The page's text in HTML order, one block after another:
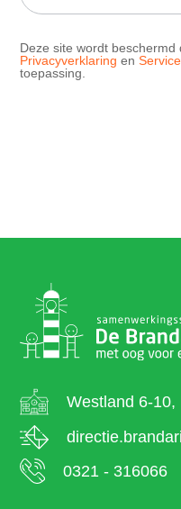
Deze site wordt beschermd
Privacyverklaring en
toepassing.
Westland 6-10,
0321 - 316066